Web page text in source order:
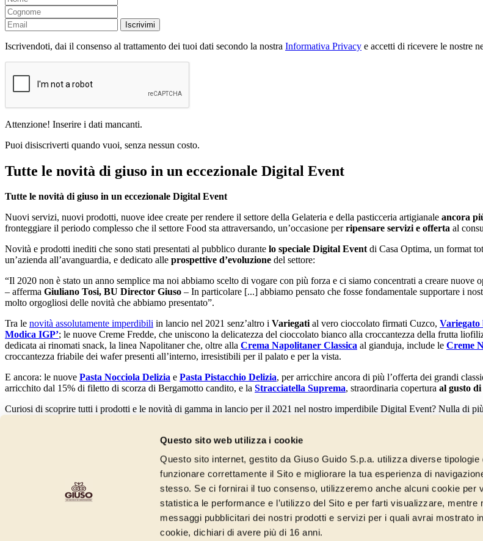
Questo sito web utilizza i cookie
Questo sito internet, gestito da Giuso Guido S.p.a. utilizza diverse tipologie
funzionare correttamente il Sito e migliorare la tua esperienza di
stesso. Se ci fornirai il tuo consenso, utilizzeremo anche alcuni cookie per
statistica le performance e l’utilizzo del Sito e per farti visualizzare, mentre
messaggi pubblicitari dei nostri prodotti e servizi per i quali avrai mostrato
cookie, dichiari di avere più di 16 anni.
Iscrivimi
Iscrivendoti, dai il consenso al trattamento dei tuoi dati secondo la nostra Informativa Privacy e accetti di ricevere le nostre
Attenzione! Inserire i dati mancanti.
Puoi disiscriverti quando vuoi, senza nessun costo.
Tutte le novità di giuso in un eccezionale Digital Event
Tutte le novità di giuso in un eccezionale Digital Event
Nuovi servizi, nuovi prodotti, nuove idee create per rendere il settore della Gelateria e della pasticceria artigianale ancora
fronteggiare il periodo complesso che il settore Food sta attraversando, un’occasione perripensare servizi e offerta al
Novità e prodotti inediti che sono stati presentati al pubblico durante lo speciale Digital Eventdi Casa Optima, un format
un’azienda all’avanguardia, e dedicato alle prospettive d’evoluzione del settore:
“Il 2020 non è stato un anno semplice ma noi abbiamo scelto di vogare con più forza e ci siamo concentrati a creare
– afferma Giuliano Tosi, BU Director Giuso – In particolare [...] abbiamo pensato che fosse fondamentale supportare i
molto orgogliosi delle novità che abbiamo presentato”.
Tra le novità assolutamente imperdibili in lancio nel 2021 senz’altro i Variegatial vero cioccolato firmati Cuzco, Variegato
Modica IGP’; le nuove Creme Fredde, che uniscono la delicatezza del cioccolato bianco alla croccantezza della frutta
dedicata ai rinomati snack, la linea Napolitaner che, oltre alla Crema Napolitaner Classica al gianduja, include le Creme
croccantezza friabile dei wafer presenti all’interno, irresistibili per il palato e per la vista.
E ancora: le nuove Pasta Nocciola Delizia e Pasta Pistacchio Delizia, per arricchire ancora di più l’offerta dei grandi
arricchito dal 15% di filetto di scorza di Bergamotto candito, e la Stracciatella Suprema, straordinaria copertura al gusto
Curiosi di scoprire tutti i prodotti e le novità di gamma in lancio per il 2021 nel nostro imperdibile Digital Event? Nulla di
Iscriviti alla newsletter e scopri le ultime novità e i contenuti realizzati in esclusiva.
* Dichiaro di aver preso visione dellainformativa privacy * Presto il consenso al trattamento dei dati per l'iscrizione
commerciali/promozionali e attività di marketing connesse
Puoi disiscriverti quando vuoi, senza nessun costo.